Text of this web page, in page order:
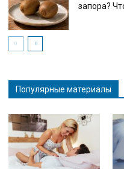
запора?
Популярные материалы